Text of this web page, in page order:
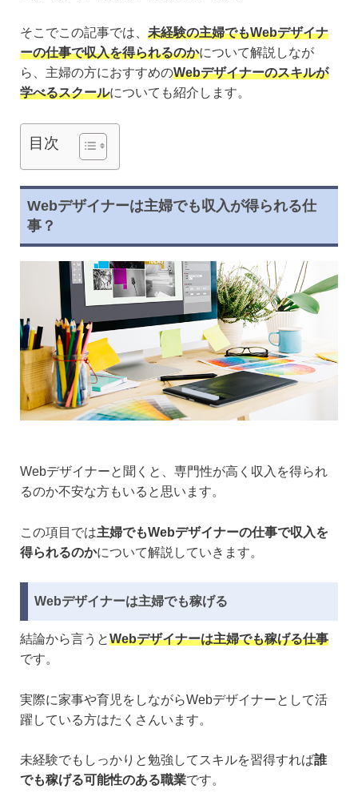
そこでこの記事では、 未経験の主婦でもWebデザイナ
ーの仕事で収入を得られるのかについて解説しなが
ら、主婦の方におすすめのWebデザイナーのスキルが
学べるスクールについても紹介します。
目次
Webデザイナーは主婦でも収入が得られる仕
事？
Webデザイナーと聞くと、専門性が高く収入を得られ
るのか不安な方もいると思います。
この項目では主婦でもWebデザイナーの仕事で収入を
得られるのかについて解説していきます。
Webデザイナーは主婦でも稼げる
結論から言うとWebデザイナーは主婦でも稼げる仕事
です。
実際に家事や育児をしながらWebデザイナーとして活
躍している方はたくさんいます。
未経験でもしっかりと勉強してスキルを習得すれば誰
でも稼げる可能性のある職業です。